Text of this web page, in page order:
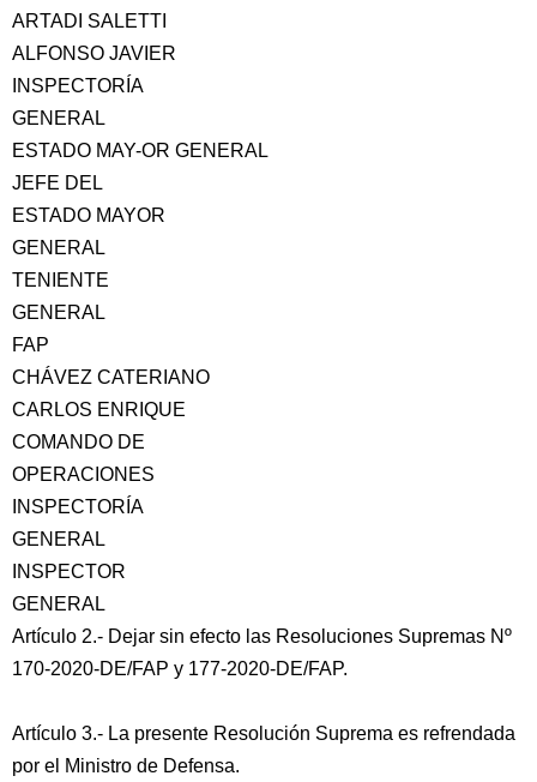
ARTADI SALETTI
ALFONSO JAVIER
INSPECTORÍA
GENERAL
ESTADO MAY-OR GENERAL
JEFE DEL
ESTADO MAYOR
GENERAL
TENIENTE
GENERAL
FAP
CHÁVEZ CATERIANO
CARLOS ENRIQUE
COMANDO DE
OPERACIONES
INSPECTORÍA
GENERAL
INSPECTOR
GENERAL
Artículo 2.- Dejar sin efecto las Resoluciones Supremas Nº
170-2020-DE/FAP y 177-2020-DE/FAP.
Artículo 3.- La presente Resolución Suprema es refrendada
por el Ministro de Defensa.